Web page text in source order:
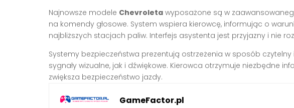
Najnowsze modele Chevroleta wyposażone są w
na komendy głosowe. System wspiera kierowcę, informując o
najbliższych stacjach paliw. Interfejs asystenta jest przyjazny i nie
Systemy bezpieczeństwa prezentują ostrzeżenia w sposób
sygnały wizualne, jak i dźwiękowe. Kierowca otrzymuje niezbędne
zwiększa bezpieczeństwo jazdy.
GameFactor.pl